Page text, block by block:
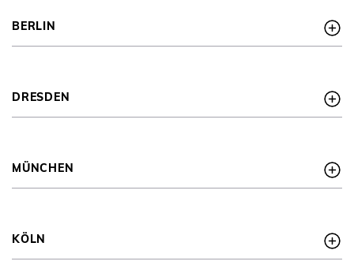
BERLIN
DRESDEN
MÜNCHEN
KÖLN